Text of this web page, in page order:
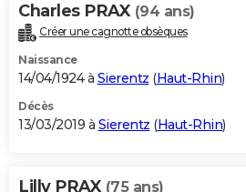
Charles PRAX (94 ans)
Créer une cagnotte obsèques
Naissance
14/04/1924 à Sierentz (Haut-Rhin)
Décès
13/03/2019 à Sierentz (Haut-Rhin)
Lilly PRAX (75 ans)